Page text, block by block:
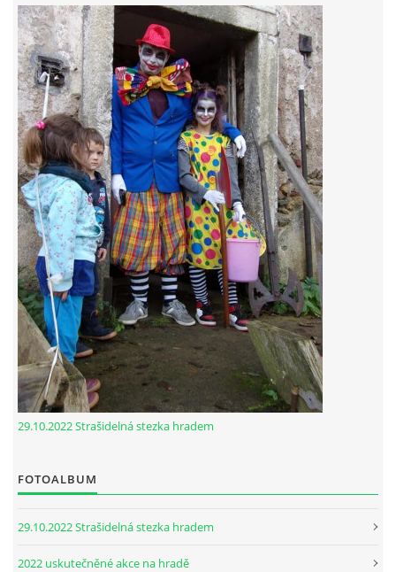
29.10.2022 Strašidelná stezka hradem
FOTOALBUM
29.10.2022 Strašidelná stezka hradem
2022 uskutečněné akce na hradě